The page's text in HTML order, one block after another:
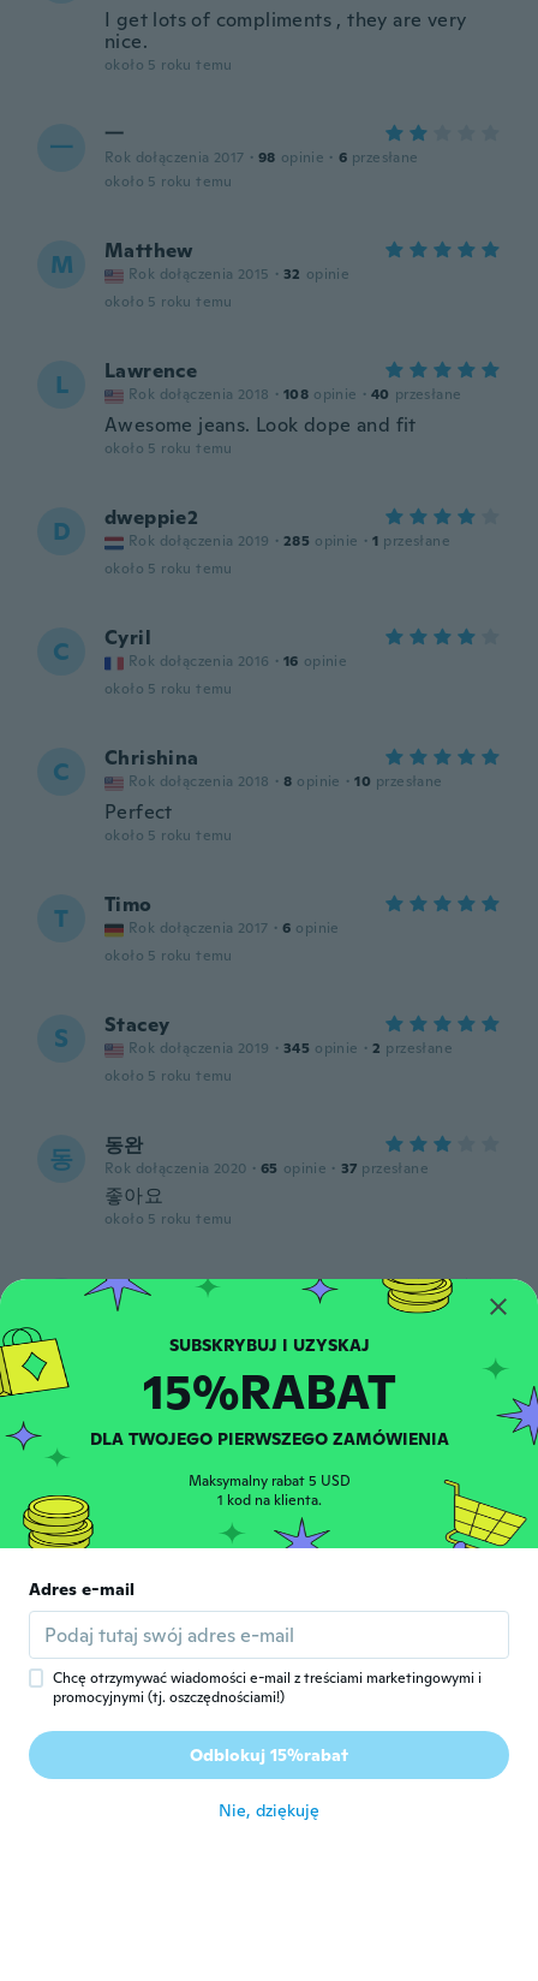
I get lots of compliments , they are very
nice.
około 5 roku temu
一 一
Rok dołączenia 2017 · 98 opinie · 6 przesłane
około 5 roku temu
M Matthew
Rok dołączenia 2015 · 32 opinie
około 5 roku temu
L Lawrence
Rok dołączenia 2018 · 108 opinie · 40 przesłane
Awesome jeans. Look dope and fit
około 5 roku temu
D dweppie2
Rok dołączenia 2019 · 285 opinie · 1 przesłane
około 5 roku temu
C Cyril
Rok dołączenia 2016 · 16 opinie
około 5 roku temu
C Chrishina
Rok dołączenia 2018 · 8 opinie · 10 przesłane
Perfect
około 5 roku temu
T Timo
Rok dołączenia 2017 · 6 opinie
około 5 roku temu
S Stacey
Rok dołączenia 2019 · 345 opinie · 2 przesłane
około 5 roku temu
동 동완
Rok dołączenia 2020 · 65 opinie · 37 przesłane
좋아요
około 5 roku temu
Kenold
Rok dołączenia 2020
około 5 roku temu
Sherri
F Rok dołączenia 2020 · 26 opinie · 4 przesłane
N NaShira
Rok dołączenia 2015 17 opinie 6 przesłane
took a long time...what can you say covid
teenager...he does wear them...he's happy
he got them...
15%RABAT
DLA TWOJEGO PIERWSZEGO ZAMÓWIENIA
Maksymalny rabat 5 USD
1 kod na klienta.
Adres e-mail
Chcę otrzymywać wiadomości e-mail z treściami marketingowymi i
promocyjnymi (tj. oszczędnościami!)
Odblokuj 15%rabat
Nie, dziękuję